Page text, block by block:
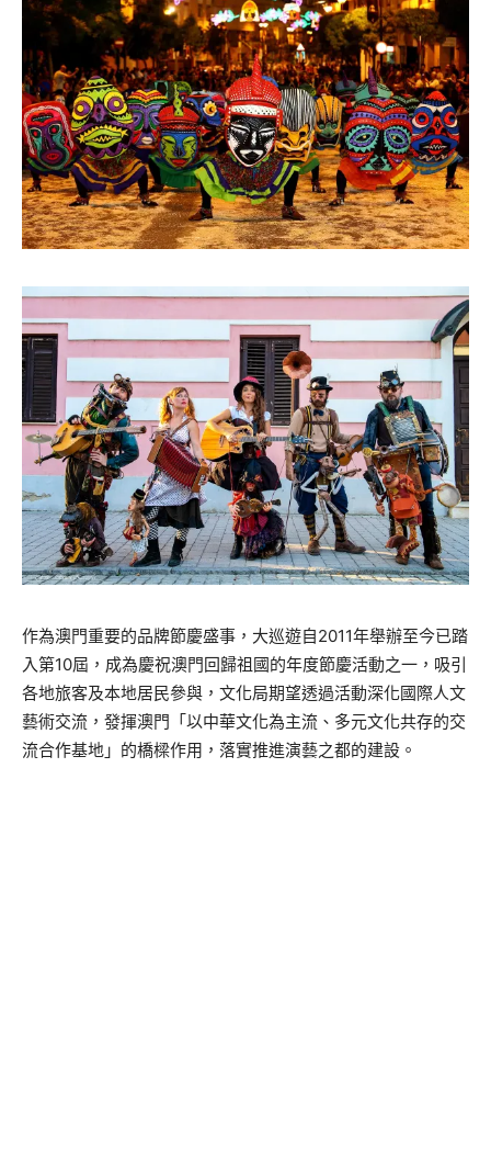
作為澳門重要的品牌節慶盛事，大巡遊自2011年舉辦至今已踏
入第10屆，成為慶祝澳門回歸祖國的年度節慶活動之一，吸引
各地旅客及本地居民參與，文化局期望透過活動深化國際人文
藝術交流，發揮澳門「以中華文化為主流、多元文化共存的交
流合作基地」的橋樑作用，落實推進演藝之都的建設。